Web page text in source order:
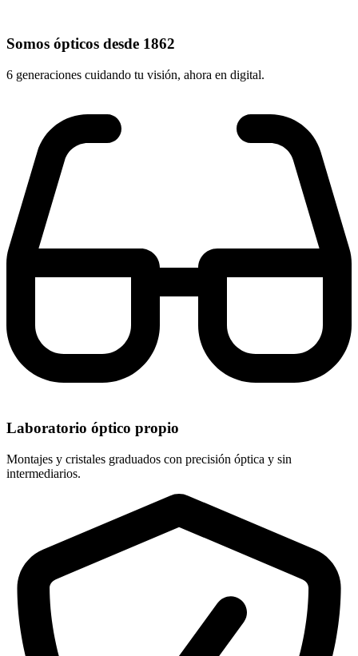
Somos ópticos desde 1862
6 generaciones cuidando tu visión, ahora en digital.
Laboratorio óptico propio
Montajes y cristales graduados con precisión óptica y sin
intermediarios.